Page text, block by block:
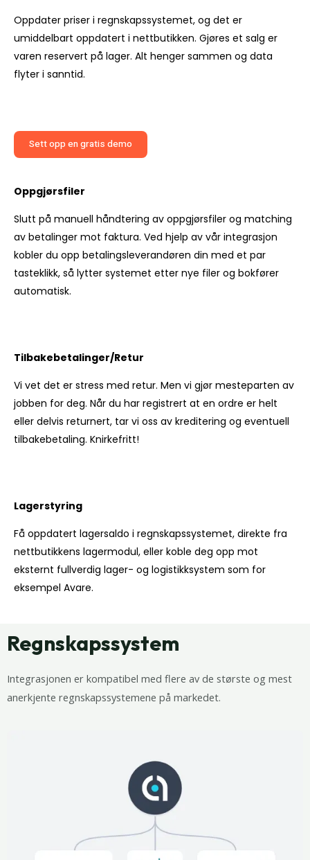
Oppdater priser i regnskapssystemet, og det er
umiddelbart oppdatert i nettbutikken. Gjøres et salg er
varen reservert på lager. Alt henger sammen og data
flyter i sanntid.
Sett opp en gratis demo
Oppgjørsfiler
Slutt på manuell håndtering av oppgjørsfiler og matching
av betalinger mot faktura. Ved hjelp av vår integrasjon
kobler du opp betalingsleverandøren din med et par
tasteklikk, så lytter systemet etter nye filer og bokfører
automatisk.
Tilbakebetalinger/Retur
Vi vet det er stress med retur. Men vi gjør mesteparten av
jobben for deg. Når du har registrert at en ordre er helt
eller delvis returnert, tar vi oss av kreditering og eventuell
tilbakebetaling. Knirkefritt!
Lagerstyring
Få oppdatert lagersaldo i regnskapssystemet, direkte fra
nettbutikkens lagermodul, eller koble deg opp mot
eksternt fullverdig lager- og logistikksystem som for
eksempel Avare.
Regnskapssystem
Integrasjonen er kompatibel med flere av de største og mest
anerkjente regnskapssystemene på markedet.